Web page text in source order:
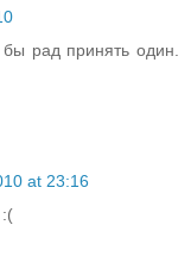
рад принять один.
at 23:16